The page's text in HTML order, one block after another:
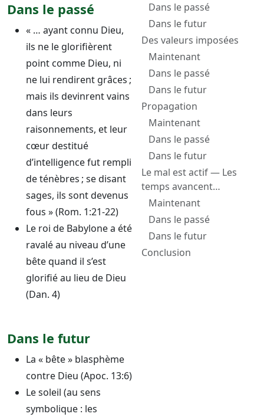
Dans le passé
« … ayant connu Dieu,
ils ne le glorifièrent
point comme Dieu, ni
ne lui rendirent grâces ;
mais ils devinrent vains
dans leurs
raisonnements, et leur
cœur destitué
d’intelligence fut rempli
de ténèbres ; se disant
sages, ils sont devenus
fous » (Rom. 1:21-22)
Le roi de Babylone a été
ravalé au niveau d’une
bête quand il s’est
glorifié au lieu de Dieu
(Dan. 4)
Dans le futur
La « bête » blasphème
contre Dieu (Apoc. 13:6)
Le soleil (au sens
symbolique : les
Dans le passé
Dans le futur
Des valeurs imposées
Maintenant
Dans le passé
Dans le futur
Propagation
Maintenant
Dans le passé
Dans le futur
Le mal est actif — Les
temps avancent
inéluctablement
Maintenant
Dans le passé
Dans le futur
Conclusion